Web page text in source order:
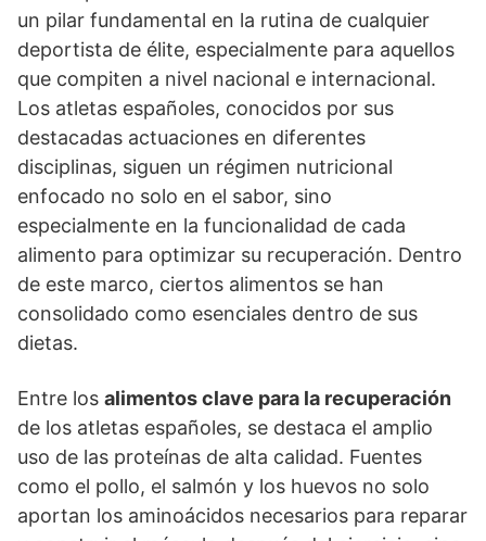
un pilar fundamental en la rutina de cualquier
deportista de élite, especialmente para aquellos
que compiten a nivel nacional e internacional.
Los atletas españoles, conocidos por sus
destacadas actuaciones en diferentes
disciplinas, siguen un régimen nutricional
enfocado no solo en el sabor, sino
especialmente en la funcionalidad de cada
alimento para optimizar su recuperación. Dentro
de este marco, ciertos alimentos se han
consolidado como esenciales dentro de sus
dietas.
Entre los alimentos clave para la recuperación
de los atletas españoles, se destaca el amplio
uso de las proteínas de alta calidad. Fuentes
como el pollo, el salmón y los huevos no solo
aportan los aminoácidos necesarios para reparar